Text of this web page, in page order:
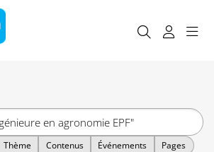
Thème Contenus Événements
Pages